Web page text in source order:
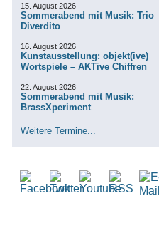
15. August 2026
Sommerabend mit Musik: Trio
Diverdito
16. August 2026
Kunstausstellung: objekt(ive)
Wortspiele – AKTive Chiffren
22. August 2026
Sommerabend mit Musik:
BrassXperiment
Weitere Termine...